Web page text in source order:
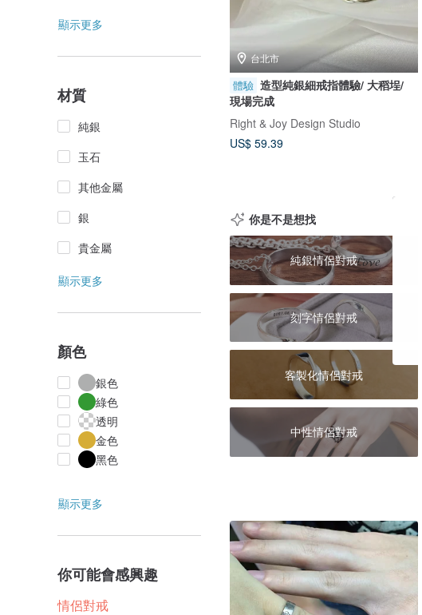
顯示更多
材質
純銀
玉石
其他金屬
銀
貴金屬
顯示更多
顏色
銀色
綠色
透明
金色
黑色
顯示更多
你可能會感興趣
情侶對戒
台北市
體驗 造型純銀細戒指體驗/ 大稻埕/
現場完成
Right & Joy Design Studio
US$ 59.39
你是不是想找
純銀情侶對戒
刻字情侶對戒
客製化情侶對戒
中性情侶對戒